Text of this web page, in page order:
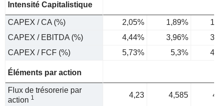
Intensité Capitalistique
CAPEX / CA (%) 2,05% 1,89%
CAPEX / EBITDA (%)
4,44% 3,96%
CAPEX / FCF (%)
5,73% 5,3%
Éléments par action
Flux de trésorerie par
action 1 4,23 4,585